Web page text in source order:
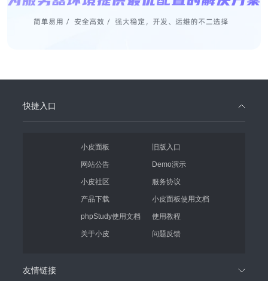
快捷入口
小皮面板 旧版入口
网站公告 Demo演示
小皮社区 服务协议
产品下载 小皮面板使用文档
phpStudy使用文档 使用教程
关于小皮 问题反馈
友情链接